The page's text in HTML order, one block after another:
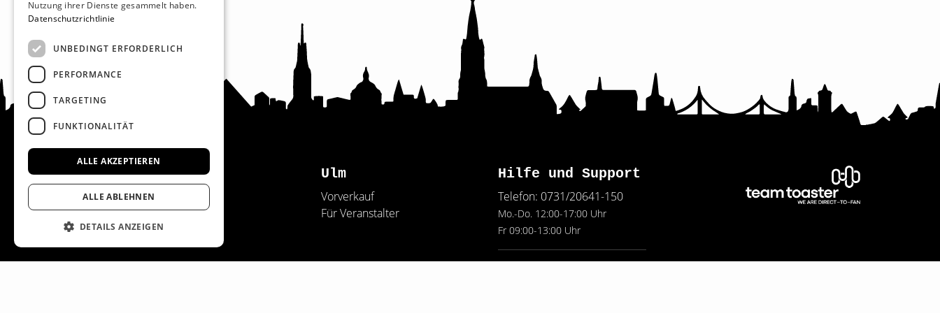
Recht und Ordnung
AGB
Impressum
Datenschutz
Ulm
Vorverkauf
Für Veranstalter
Hilfe und Support
Telefon: 0731/20641-150
Mo.-Do. 12:00-17:00 Uhr
Fr 09:00-13:00 Uhr
Nutzung ihrer Dienste gesammelt haben.
Datenschutzrichtlinie
UNBEDINGT ERFORDERLICH
PERFORMANCE
TARGETING
FUNKTIONALITÄT
ALLE AKZEPTIEREN
ALLE ABLEHNEN
DETAILS ANZEIGEN